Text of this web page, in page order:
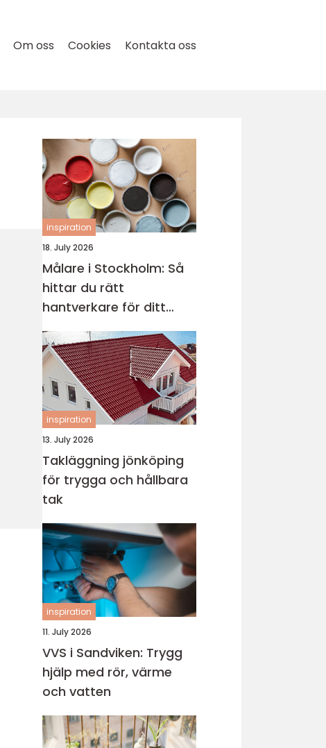
Om oss Cookies Kontakta oss
inspiration
18. July 2026
Målare i Stockholm: Så
hittar du rätt
hantverkare för ditt
projekt
inspiration
13. July 2026
Takläggning jönköping
för trygga och hållbara
tak
inspiration
11. July 2026
VVS i Sandviken: Trygg
hjälp med rör, värme
och vatten